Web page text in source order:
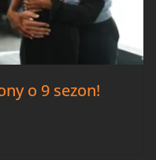
o 9 sezon!